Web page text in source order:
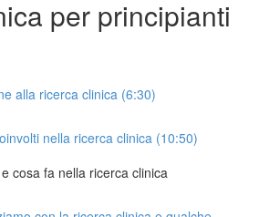
per principianti
alla ricerca clinica (6:30)
nella ricerca clinica (10:50)
cosa fa nella ricerca clinica